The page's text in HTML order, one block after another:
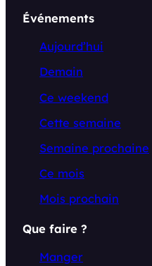
Événements
Aujourd’hui
Demain
Ce weekend
Cette semaine
Semaine prochaine
Ce mois
Mois prochain
Que faire ?
Manger